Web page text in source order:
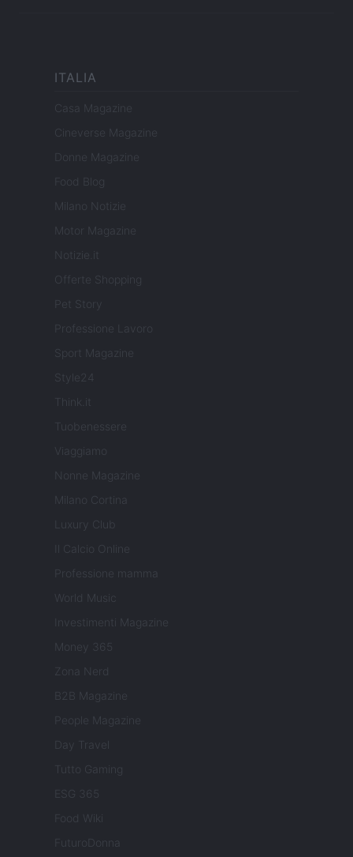
ITALIA
Casa Magazine
Cineverse Magazine
Donne Magazine
Food Blog
Milano Notizie
Motor Magazine
Notizie.it
Offerte Shopping
Pet Story
Professione Lavoro
Sport Magazine
Style24
Think.it
Tuobenessere
Viaggiamo
Nonne Magazine
Milano Cortina
Luxury Club
Il Calcio Online
Professione mamma
World Music
Investimenti Magazine
Money 365
Zona Nerd
B2B Magazine
People Magazine
Day Travel
Tutto Gaming
ESG 365
Food Wiki
FuturoDonna